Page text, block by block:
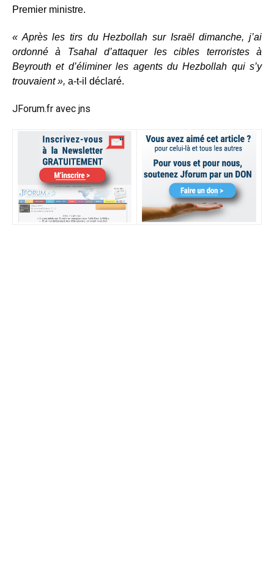
Premier ministre.
« Après les tirs du Hezbollah sur Israël dimanche, j’ai
ordonné à Tsahal d’attaquer les cibles terroristes à
Beyrouth et d’éliminer les agents du Hezbollah qui s’y
trouvaient », a-t-il déclaré.
JForum.fr avec jns